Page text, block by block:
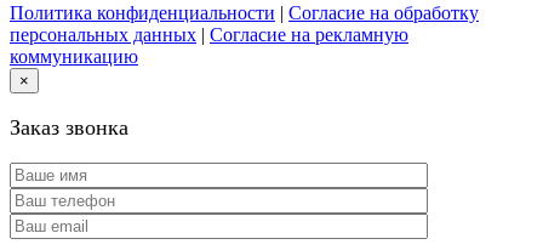
Политика конфиденциальности | Согласие на обработку
персональных данных | Согласие на рекламную
коммуникацию
×
Заказ звонка